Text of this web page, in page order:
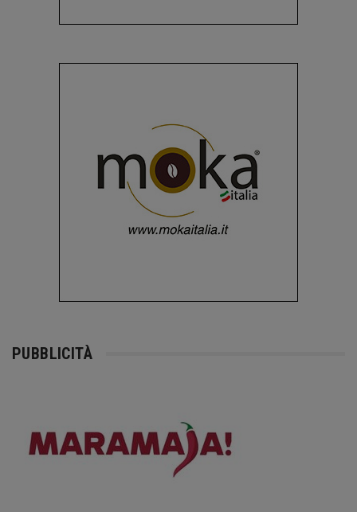
PUBBLICITÀ